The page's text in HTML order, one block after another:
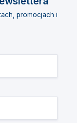
promocjach i